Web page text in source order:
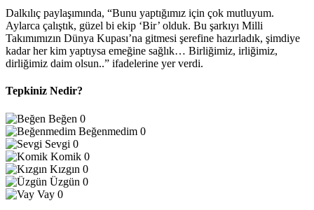
Dalkılıç paylaşımında, “Bunu yaptığımız için çok mutluyum.
Aylarca çalıştık, güzel bi ekip ‘Bir’ olduk. Bu şarkıyı Milli
Takımımızın Dünya Kupası’na gitmesi şerefine hazırladık, şimdiye
kadar her kim yaptıysa emeğine sağlık… Birliğimiz, irliğimiz,
dirliğimiz daim olsun..” ifadelerine yer verdi.
Tepkiniz Nedir?
Beğen 0
Beğenmedim 0
Sevgi 0
Komik 0
Kızgın 0
Üzgün 0
Vay 0